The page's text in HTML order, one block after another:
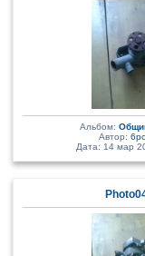
Альбом:
Автор:
Дата: 14 мар